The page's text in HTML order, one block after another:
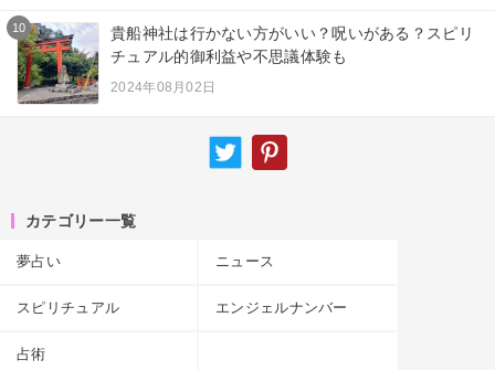
10
貴船神社は行かない方がいい？呪いがある？スピリ
チュアル的御利益や不思議体験も
2024年08月02日
カテゴリー一覧
夢占い ニュース
スピリチュアル エンジェルナンバー
占術